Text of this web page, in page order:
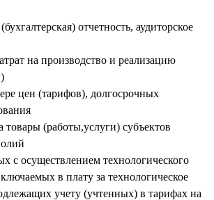
отчетность, аудиторское
на производство и реализацию
цен (тарифов), долгосрочных
(работы,услуги) субъектов
с осуществлением технологического
в плату за технологическое
учету (учтенных) в тарифах на